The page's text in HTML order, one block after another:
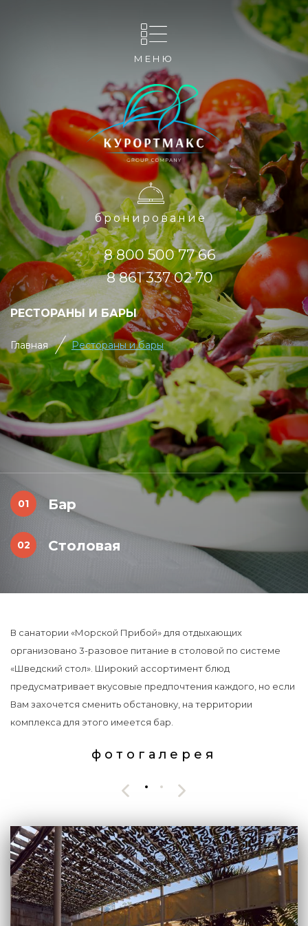
МЕНЮ
бронирование
8 800 500 77 66
8 861 337 02 70
РЕСТОРАНЫ И БАРЫ
Главная Рестораны и бары
Бар
Столовая
В санатории «Морской Прибой» для отдыхающих
организовано 3-разовое питание в столовой по системе
«Шведский стол». Широкий ассортимент блюд
предусматривает вкусовые предпочтения каждого, но если
Вам захочется сменить обстановку, на территории
комплекса для этого имеется бар.
фотогалерея